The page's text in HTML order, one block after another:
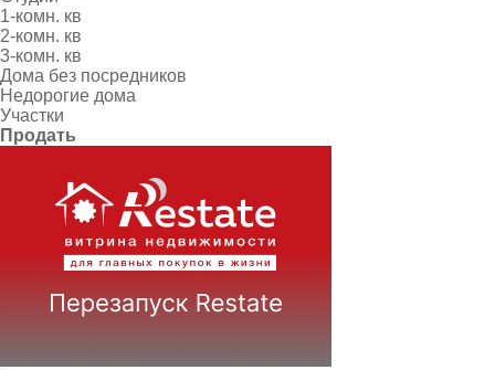
1-комн. кв
2-комн. кв
3-комн. кв
Дома без посредников
Недорогие дома
Участки
Продать